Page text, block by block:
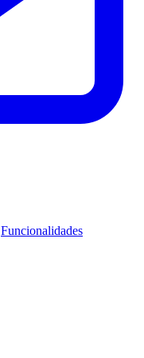
Funcionalidades